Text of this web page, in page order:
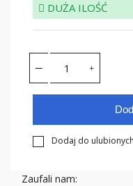
DUŻA ILOŚĆ
Dodaj do ulubionych
Zaufali nam: